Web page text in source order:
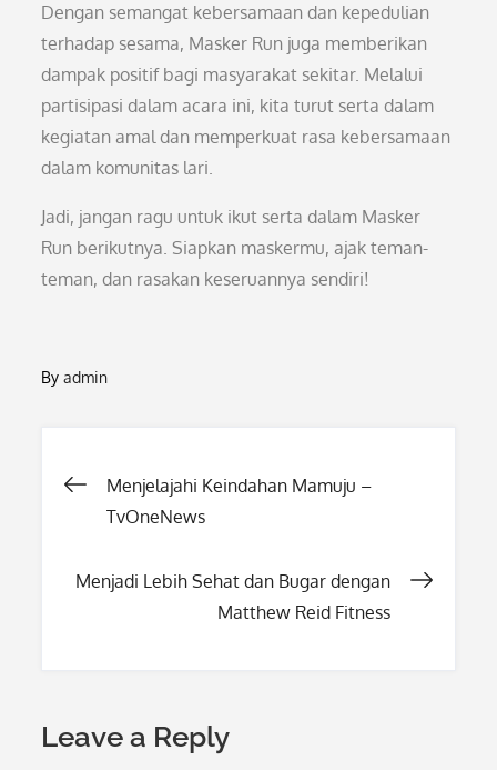
Dengan semangat kebersamaan dan kepedulian
terhadap sesama, Masker Run juga memberikan
dampak positif bagi masyarakat sekitar. Melalui
partisipasi dalam acara ini, kita turut serta dalam
kegiatan amal dan memperkuat rasa kebersamaan
dalam komunitas lari.
Jadi, jangan ragu untuk ikut serta dalam Masker
Run berikutnya. Siapkan maskermu, ajak teman-
teman, dan rasakan keseruannya sendiri!
Byadmin
Post
Menjelajahi Keindahan Mamuju –
TvOneNews
Menjadi Lebih Sehat dan Bugar dengan
Matthew Reid Fitness
Leave a Reply